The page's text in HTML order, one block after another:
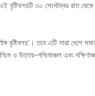
বৃষ্টিবলয়টি ৩০ সেপ্টেম্বর রাত
বৃষ্টিবলয়’। তবে এটি সারা দেশে
ও উত্তর-পশ্চিমাঞ্চল এবং